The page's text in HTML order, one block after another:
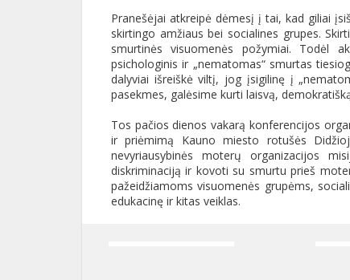
Pranešėjai atkreipė dėmesį į tai, kad giliai
skirtingo amžiaus bei socialines grupes.
smurtinės visuomenės požymiai. Todėl
psichologinis ir „nematomas“ smurtas
dalyviai išreiškė viltį, jog įsigilinę į
pasekmes, galėsime kurti laisvą,
Tos pačios dienos vakarą konferencijos
ir priėmimą Kauno miesto rotušės
nevyriausybinės moterų organizacijos
diskriminaciją ir kovoti su smurtu prieš
pažeidžiamoms visuomenės grupėms,
edukacinę ir kitas veiklas.